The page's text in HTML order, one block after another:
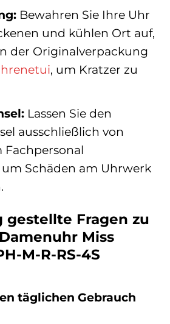
Bewahren Sie Ihre Uhr
und kühlen Ort auf,
der Originalverpackung
, um Kratzer zu
Lassen Sie den
ausschließlich von
Schäden am Uhrwerk
gestellte Fragen zu
Miss
M-R-RS-4S
täglichen Gebrauch